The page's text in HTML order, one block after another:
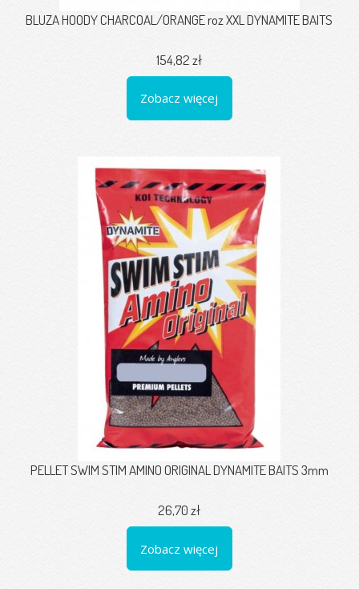
BLUZA HOODY CHARCOAL/ORANGE roz XXL DYNAMITE BAITS
154,82 zł
Zobacz więcej
PELLET SWIM STIM AMINO ORIGINAL DYNAMITE BAITS 3mm
26,70 zł
Zobacz więcej